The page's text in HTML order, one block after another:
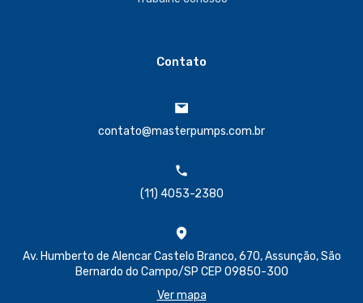
Contato
contato@masterpumps.com.br
(11) 4053-2380
Av. Humberto de Alencar Castelo Branco, 670, Assunção, São
Bernardo do Campo/SP CEP 09850-300
Ver mapa